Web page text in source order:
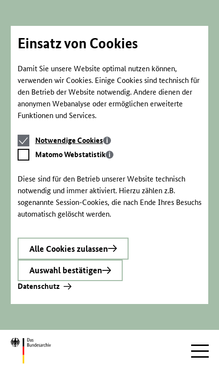
Einsatz von Cookies
Damit Sie unsere Website optimal nutzen können,
verwenden wir Cookies. Einige Cookies sind technisch für
den Betrieb der Website notwendig. Andere dienen der
anonymen Webanalyse oder ermöglichen erweiterte
Funktionen und Services.
Notwendige
Cookies
Notwendige Cookies
Matomo
Webstatistik
Matomo Webstatistik
Diese sind für den Betrieb unserer Website technisch
notwendig und immer aktiviert. Hierzu zählen z.B.
sogenannte Session-Cookies, die nach Ende Ihres Besuchs
automatisch gelöscht werden.
Alle Cookies zulassen
Auswahl bestätigen
Datenschutz
Zur